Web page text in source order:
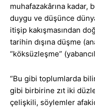
muhafazakârına kadar,
duygu ve düşünce
itişip kakışmasından
tarihin dışına düşme
“köksüzleşme”
“Bu gibi toplumlarda
gibi birbirine zıt iki
çelişkili, söylemler